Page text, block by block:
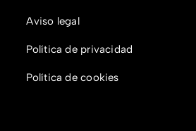
Aviso legal
Política de privacidad
Política de cookies